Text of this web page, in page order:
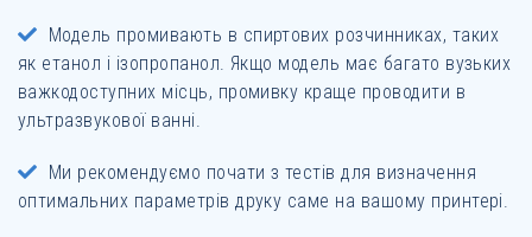
Модель промивають в спиртових розчинниках, таких
як етанол і ізопропанол. Якщо модель має багато вузьких
важкодоступних місць, промивку краще проводити в
ультразвукової ванні.
Ми рекомендуємо почати з тестів для визначення
оптимальних параметрів друку саме на вашому принтері.